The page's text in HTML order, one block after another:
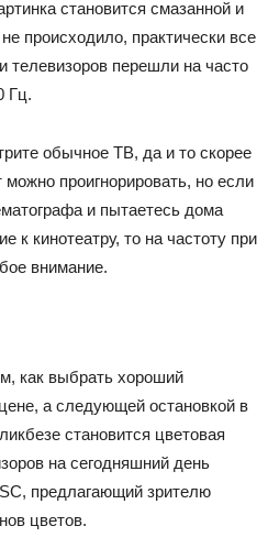
становится смазанной и
происходило, практически все
телевизоров перешли на часто
Гц.
обычное ТВ, да и то скорее
проигнорировать, но если
и пытаетесь дома
к кинотеатру, то на частоту при
внимание.
как выбрать хороший
а следующей остановкой в
становится цветовая
на сегодняшний день
предлагающий зрителю
цветов.